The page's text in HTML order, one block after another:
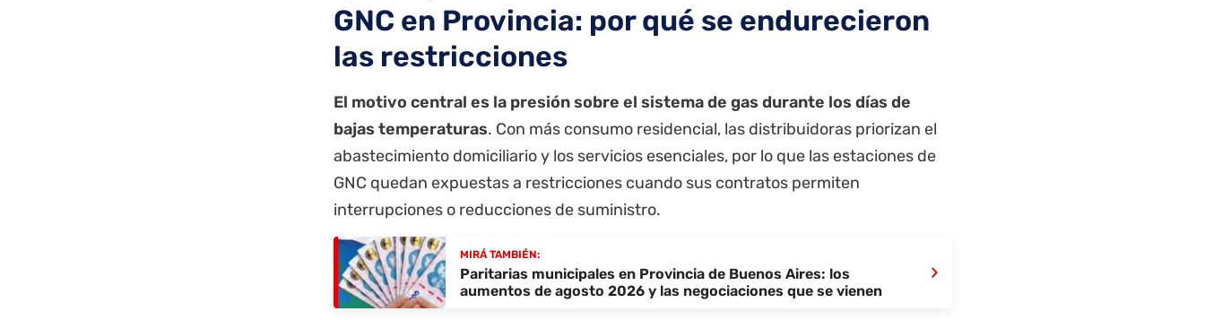
GNC en Provincia: por qué se endurecieron
las restricciones
El motivo central es la presión sobre el sistema de gas durante los días de
bajas temperaturas. Con más consumo residencial, las distribuidoras priorizan el
abastecimiento domiciliario y los servicios esenciales, por lo que las estaciones de
GNC quedan expuestas a restricciones cuando sus contratos permiten
interrupciones o reducciones de suministro.
MIRÁ TAMBIÉN:
Paritarias municipales en Provincia de Buenos Aires: los
aumentos de agosto 2026 y las negociaciones que se vienen
›